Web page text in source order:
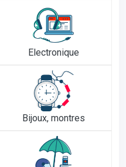
Electronique
Bijoux, montres